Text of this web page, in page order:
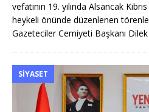
vefatının 19. yılında Alsancak
heykeli önünde düzenlenen
Gazeteciler Cemiyeti Başkanı
SIYASET